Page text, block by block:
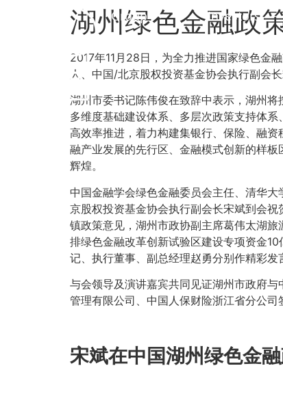
Group Investors
湖州绿色金融政
2017年11月28日，为全力推进国家绿色金
人、中国/北京股权投资基金协会执行副会
湖州市委书记陈伟俊在致辞中表示，湖州
多维度基础建设体系、多层次政策支持体
高效率推进，着力构建集银行、保险、融
融产业发展的先行区、金融模式创新的样
辉煌。
中国金融学会绿色金融委员会主任、清华
京股权投资基金协会执行副会长宋斌到会
镇政策意见，湖州市政协副主席葛伟太湖
排绿色金融改革创新试验区建设专项资金
记、执行董事、副总经理赵勇分别作精彩发
与会领导及演讲嘉宾共同见证湖州市政府
管理有限公司、中国人保财险浙江省分公司
宋斌在中国湖州绿色金